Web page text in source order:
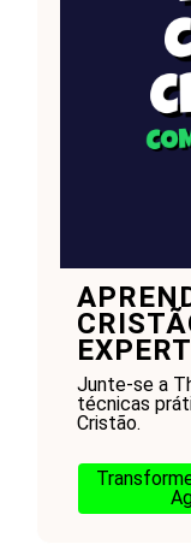
EXPERT
Junte-se a
técnicas
Cristão.